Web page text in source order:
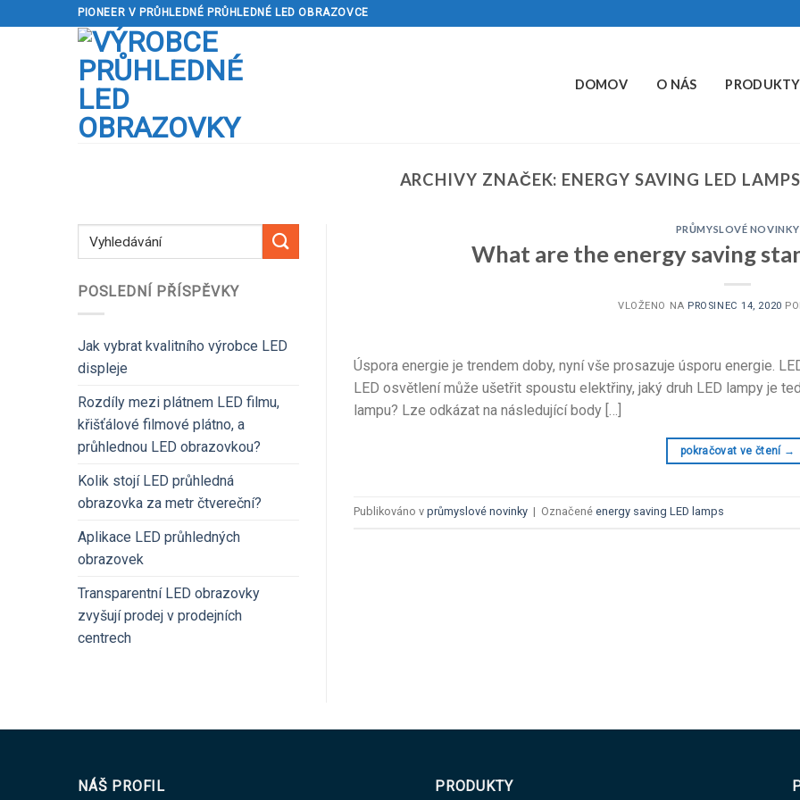
na
PIONEER V PRŮHLEDNÉ PRŮHLEDNÉ LED OBRAZOVCE
DOMOV O NÁS PRODUKTY
ARCHIVY ZNAČEK: ENERGY SAVING LED LAMPS
POSLEDNÍ PŘÍSPĚVKY
Jak vybrat kvalitního výrobce LED
displeje
Rozdíly mezi plátnem LED filmu,
křišťálové filmové plátno, a
průhlednou LED obrazovkou?
Kolik stojí LED průhledná
obrazovka za metr čtvereční?
Aplikace LED průhledných
obrazovek
Transparentní LED obrazovky
zvyšují prodej v prodejních
centrech
PRŮMYSLOVÉ NOVINKY
What are the energy saving
VLOŽENO NA PROSINEC 14, 2020
Úspora energie je trendem doby, nyní vše prosazuje úsporu energie.
LED osvětlení může ušetřit spoustu elektřiny, jaký druh LED lampy je
lampu? Lze odkázat na následující body […]
pokračovat ve čtení →
Publikováno v průmyslové novinky | Označené energy saving LED lamps
NÁŠ PROFIL PRODUKTY